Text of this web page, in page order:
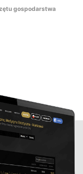
gospodarstwa